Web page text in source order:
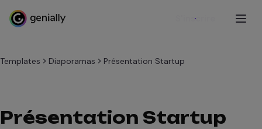
S'inscrire
Templates Diaporamas Présentation Startup
Présentation Startup